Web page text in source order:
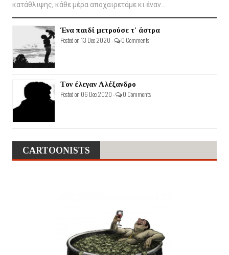
κατάθλιψης, κάθε μέρα αποχαιρετάμε κι έναν...
Ένα παιδί μετρούσε τ' άστρα
Posted on 13 Dec 2020 - 0 Comments
Τον έλεγαν Αλέξανδρο
Posted on 06 Dec 2020 - 0 Comments
CARTOONISTS